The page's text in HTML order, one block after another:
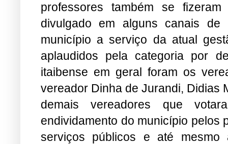
professores também se
divulgado em alguns canais
município a serviço da atual
aplaudidos pela categoria por
itaibense em geral foram os
vereador Dinha de Jurandi, Didias
demais vereadores que
endividamento do município pelos
serviços públicos e até